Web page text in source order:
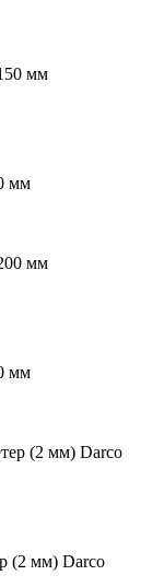
мм
мм
(2 мм) Darco